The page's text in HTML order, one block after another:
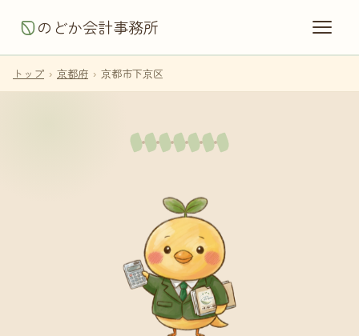
のどか会計事務所
トップ › 京都府 › 京都市下京区